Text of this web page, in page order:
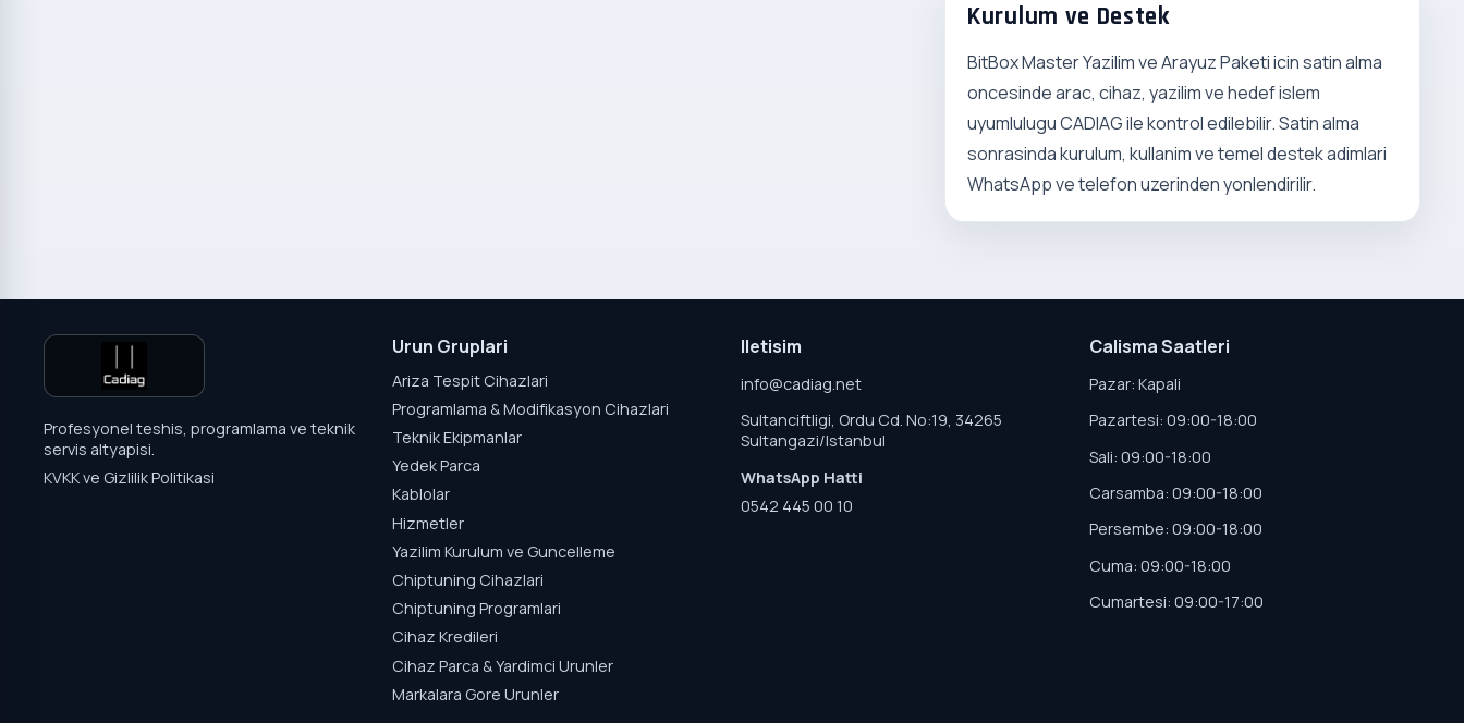
Kurulum ve Destek
BitBox Master Yazilim ve Arayuz Paketi icin satin alma
oncesinde arac, cihaz, yazilim ve hedef islem
uyumlulugu CADIAG ile kontrol edilebilir. Satin alma
sonrasinda kurulum, kullanim ve temel destek adimlari
WhatsApp ve telefon uzerinden yonlendirilir.
Profesyonel teshis, programlama ve teknik
servis altyapisi.
KVKK ve Gizlilik Politikasi
Urun Gruplari
Ariza Tespit Cihazlari
Programlama & Modifikasyon Cihazlari
Teknik Ekipmanlar
Yedek Parca
Kablolar
Hizmetler
Yazilim Kurulum ve Guncelleme
Chiptuning Cihazlari
Chiptuning Programlari
Cihaz Kredileri
Cihaz Parca & Yardimci Urunler
Markalara Gore Urunler
Iletisim
info@cadiag.net
Sultanciftligi, Ordu Cd. No:19, 34265
Sultangazi/Istanbul
WhatsApp Hatti
0542 445 00 10
Calisma Saatleri
Pazar: Kapali
Pazartesi: 09:00-18:00
Sali: 09:00-18:00
Carsamba: 09:00-18:00
Persembe: 09:00-18:00
Cuma: 09:00-18:00
Cumartesi: 09:00-17:00